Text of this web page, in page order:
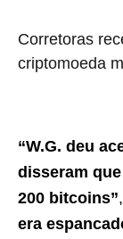
Corretoras
criptomoeda
“W.G. deu
disseram
200 bitcoins”
era